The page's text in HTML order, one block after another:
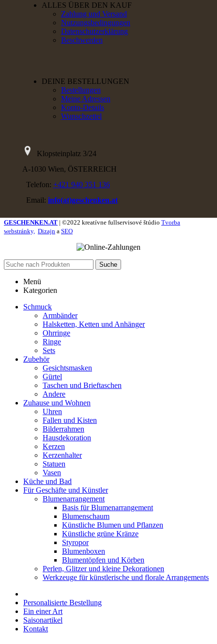
ALLES ÜBER DEN KAUF
Zahlung und Versand
Nutzungsbedingungen
Datenschutzerklärung
Beschwerden
DEINE BESTELLUNGEN
Bestellungen
Meine Adressen
Konto-Details
Wunschzettel
Klopsteinplatz 3/24
A-1030 Wien, ÖSTERREICH
Telefon: +421 940 351 136
Email: info(at)geschenken.at
GESCHENKEN.AT | ©2022 kreatívne fullservisové štúdio Tvorba
webstránky, Dizajn a SEO
Suche
Menü
Kategorien
Schmuck
Armbänder
Halsketten, Ketten und Anhänger
Ohrringe
Ringe
Sets
Zubehör
Gesichtsmasken
Gürtel
Taschen und Brieftaschen
Andere
Zuhause und Wohnen
Uhren
Fallen und Kisten
Bilderrahmen
Hausdekoration
Kerzen
Kerzenhalter
Statuen
Vasen
Küche und Bad
Für Geschäfte und Künstler
Blumenarrangement
Basis für Blumenarrangement
Blumenschaum
Künstliche Blumen und Pflanzen
Künstliche grüne Kränze
Styropor
Blumenboxen
Blumentöpfen und Körben
Perlen, Glitzer und kleine Dekorationen
Werkzeuge für künstlerische und florale Arrangements
Personalisierte Bestellung
Ein einer Art
Saisonartikel
Kontakt